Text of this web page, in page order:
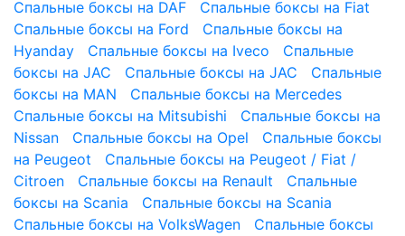
Спальные боксы на DAF
Спальные боксы на Fiat
Спальные боксы на Ford
Спальные боксы на
Hyanday
Спальные боксы на Iveco
Спальные
боксы на JAC
Спальные боксы на JAC
Спальные
боксы на MAN
Спальные боксы на Mercedes
Спальные боксы на Mitsubishi
Спальные боксы на
Nissan
Спальные боксы на Opel
Спальные боксы
на Peugeot
Спальные боксы на Peugeot / Fiat /
Citroen
Спальные боксы на Renault
Спальные
боксы на Scania
Спальные боксы на Scania
Спальные боксы на VolksWagen
Спальные боксы